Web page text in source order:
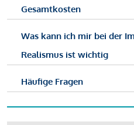
Gesamtkosten
Was kann ich mir bei der
Realismus ist wichtig
Häufige Fragen